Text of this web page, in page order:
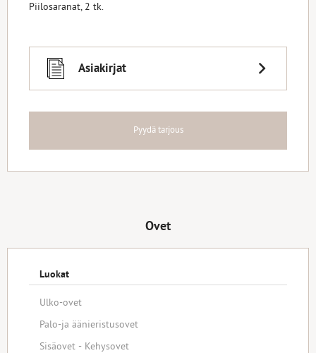
Piilosaranat, 2 tk.
Asiakirjat
Pyydä tarjous
Ovet
Luokat
Ulko-ovet
Palo-ja äänieristusovet
Sisäovet - Kehysovet